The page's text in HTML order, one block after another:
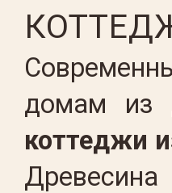
домам из
коттеджи